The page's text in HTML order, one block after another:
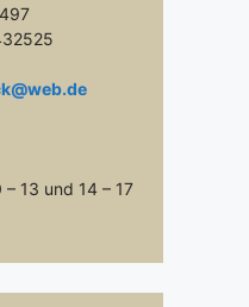
13 und 14 – 17